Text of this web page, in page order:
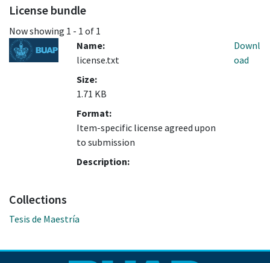
License bundle
Now showing 1 - 1 of 1
Name:
license.txt
Size:
1.71 KB
Format:
Item-specific license agreed upon
to submission
Description:
Downl
oad
Collections
Tesis de Maestría